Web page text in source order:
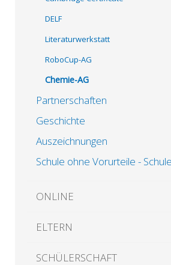
DELF
Literaturwerkstatt
RoboCup-AG
Chemie-AG
Partnerschaften
Geschichte
Auszeichnungen
Schule ohne Vorurteile -
ONLINE
ELTERN
SCHÜLERSCHAFT